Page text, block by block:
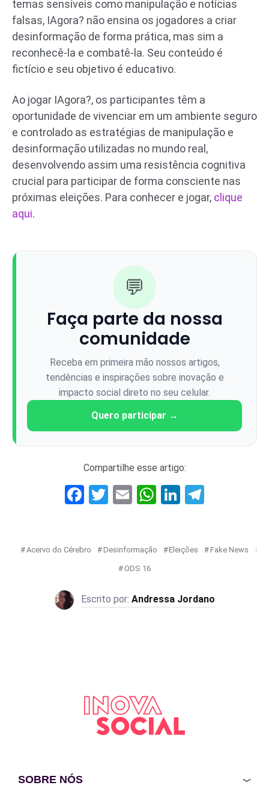
temas sensíveis como manipulação e notícias
falsas, IAgora? não ensina os jogadores a criar
desinformação de forma prática, mas sim a
reconhecê-la e combatê-la. Seu conteúdo é
fictício e seu objetivo é educativo.
Ao jogar IAgora?, os participantes têm a
oportunidade de vivenciar em um ambiente seguro
e controlado as estratégias de manipulação e
desinformação utilizadas no mundo real,
desenvolvendo assim uma resistência cognitiva
crucial para participar de forma consciente nas
próximas eleições. Para conhecer e jogar, clique
aqui.
💬
Faça parte da nossa
comunidade
Receba em primeira mão nossos artigos,
tendências e inspirações sobre inovação e
impacto social direto no seu celular.
Quero participar →
Compartilhe esse artigo:
Facebook
Twitter
EmailWhatsApp
LinkedIn
Acervo do Cérebro Desinformação Eleições Fake News
ODS 16
Andressa Jordano
SOBRE NÓS